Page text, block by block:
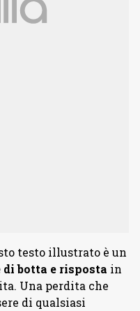
testo illustrato è un
di botta e risposta in
Una perdita che
di qualsiasi